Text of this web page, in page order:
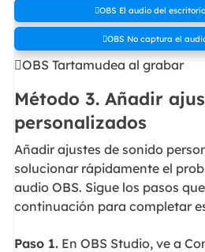
OBS El audio del
OBS No captura el
OBS Tartamudea al grabar
Método 3. Añadir
personalizados
Añadir ajustes de sonido
solucionar rápidamente el
audio OBS. Sigue los pasos
continuación para completar
Paso 1.En OBS Studio, ve a